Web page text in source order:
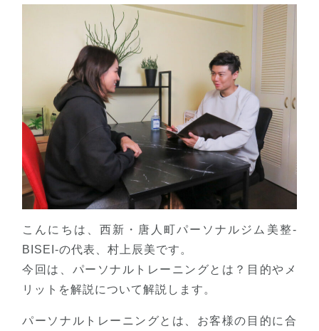
こんにちは、西新・唐人町パーソナルジム美整-
BISEI-の代表、村上辰美です。
今回は、パーソナルトレーニングとは？目的やメ
リットを解説について解説します。
パーソナルトレーニングとは、お客様の目的に合